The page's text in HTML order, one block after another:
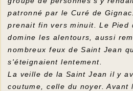
patronné par le Curé de
prenait fin vers minuit. Le Pied
domine les alentours, aussi
nombreux feux de Saint Jean
s'éteignaient lentement.
La veille de la Saint Jean il y
coutume, celle du noyer. Avant